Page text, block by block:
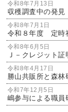
令和8年7月13日
収穫調査中の発見
令和8年7月1日
令和８年度 定時
令和8年6月5日
Ｊ－クレジット
令和8年4月17日
勝山共販所と森
令和7年12月5日
嶋参与による職員